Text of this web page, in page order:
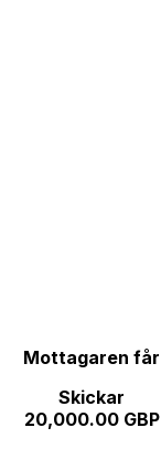
Mottagaren får
Skickar
20,000.00 GBP